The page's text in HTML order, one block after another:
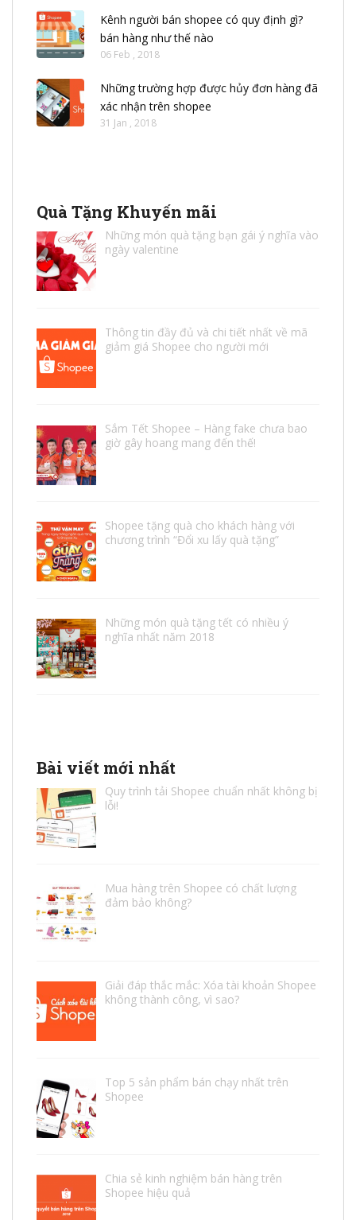
Kênh người bán shopee có quy định gì?
bán hàng như thế nào
06 Feb , 2018
Những trường hợp được hủy đơn hàng đã
xác nhận trên shopee
31 Jan , 2018
Quà Tặng Khuyến mãi
Những món quà tặng bạn gái ý nghĩa vào
ngày valentine
Thông tin đầy đủ và chi tiết nhất về mã
giảm giá Shopee cho người mới
Sắm Tết Shopee – Hàng fake chưa bao
giờ gây hoang mang đến thế!
Shopee tặng quà cho khách hàng với
chương trình “Đổi xu lấy quà tặng”
Những món quà tặng tết có nhiều ý
nghĩa nhất năm 2018
Bài viết mới nhất
Quy trình tải Shopee chuẩn nhất không bị
lỗi!
Mua hàng trên Shopee có chất lượng
đảm bảo không?
Giải đáp thắc mắc: Xóa tài khoản Shopee
không thành công, vì sao?
Top 5 sản phẩm bán chạy nhất trên
Shopee
Chia sẻ kinh nghiệm bán hàng trên
Shopee hiệu quả